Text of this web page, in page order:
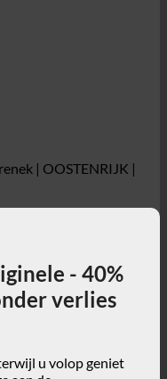
verlies
aan de